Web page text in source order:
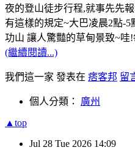
夜的登山徒步行程,就事先先
有這樣的規定~大巴凌晨2點-
功山 讓人驚豔的草甸景致~哇
(繼續閱讀...)
我們這一家 發表在 痞客邦 留
個人分類： 廣州
▲top
Jul 28 Tue 2026 14:09